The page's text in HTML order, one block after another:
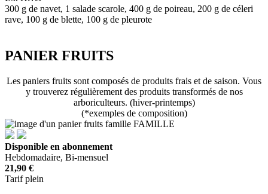
300 g de navet, 1 salade scarole, 400 g de poireau, 200 g de céleri
rave, 100 g de blette, 100 g de pleurote
PANIER FRUITS
Les paniers fruits sont composés de produits frais et de saison. Vous
y trouverez régulièrement des produits transformés de nos
arboriculteurs. (hiver-printemps)
(*exemples de composition)
FAMILLE
Disponible en abonnement
Hebdomadaire, Bi-mensuel
21,90 €
Tarif plein